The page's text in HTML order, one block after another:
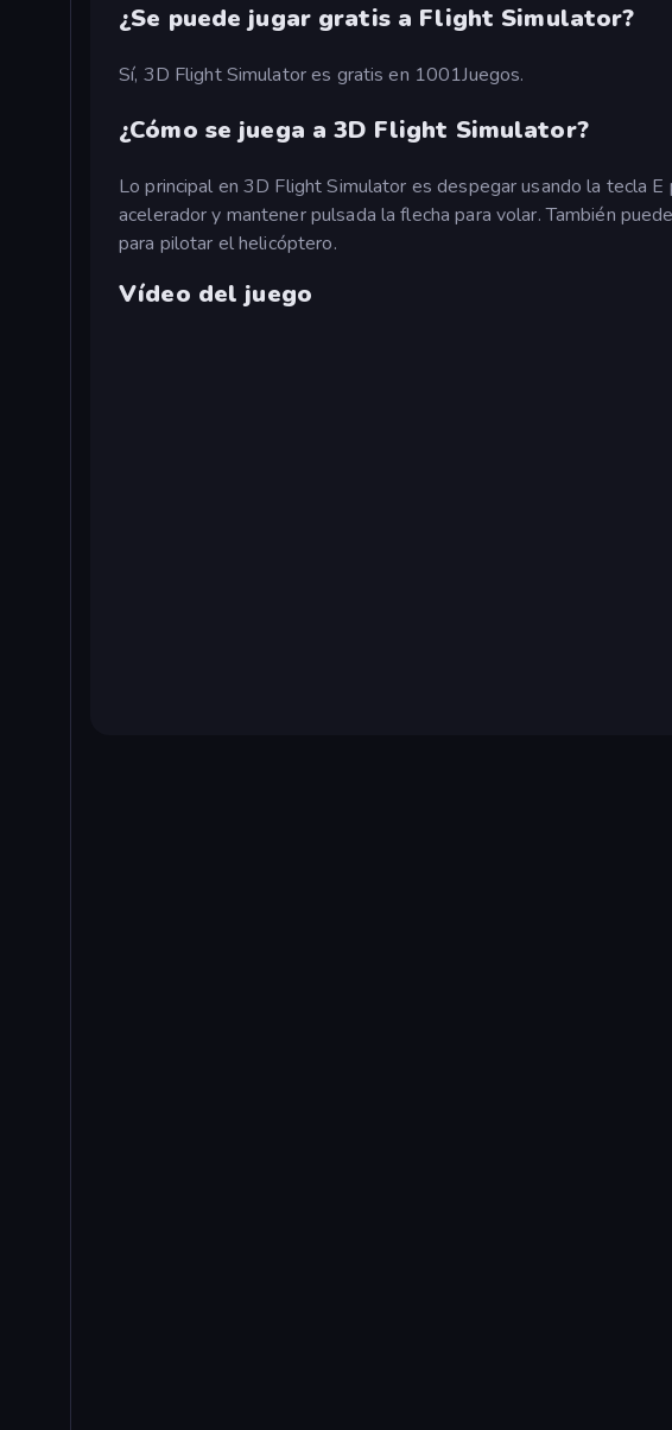
¿Se puede jugar gratis a Flight Simulator?
Sí, 3D Flight Simulator es gratis en 1001Juegos.
¿Cómo se juega a 3D Flight Simulator?
Lo principal en 3D Flight Simulator es despegar usando la tecla
acelerador y mantener pulsada la flecha para volar. También
para pilotar el helicóptero.
Vídeo del juego